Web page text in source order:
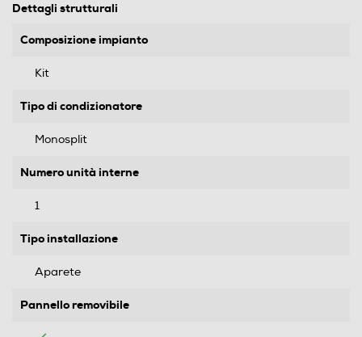
Dettagli strutturali
Composizione impianto
Kit
Tipo di condizionatore
Monosplit
Numero unità interne
1
Tipo installazione
Aparete
Pannello removibile